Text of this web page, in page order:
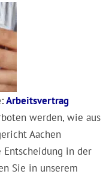
Arbeitsvertrag
werden, wie aus
Aachen
Entscheidung in der
Sie in unserem